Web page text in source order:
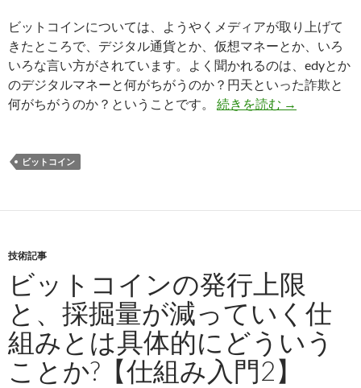
ビットコインについては、ようやくメディアが取り上げて
きたところで、デジタル通貨とか、仮想マネーとか、いろ
いろな言い方がされています。よく聞かれるのは、edyとか
のデジタルマネーと何がちがうのか？円天といった詐欺と
何がちがうのか？ということです。 続きを読む ビットコイ
→
ビットコイン
技術記事
ビットコインの発行上限
と、採掘量が減っていく仕
組みとは具体的にどういう
ことか?【仕組み入門2】